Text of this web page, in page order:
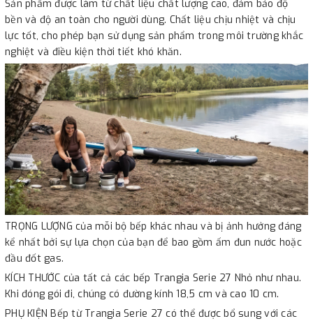
Sản phẩm được làm từ chất liệu chất lượng cao, đảm bảo độ
bền và độ an toàn cho người dùng. Chất liệu chịu nhiệt và chịu
lực tốt, cho phép bạn sử dụng sản phẩm trong môi trường khắc
nghiệt và điều kiện thời tiết khó khăn.
TRỌNG LƯỢNG của mỗi bộ bếp khác nhau và bị ảnh hưởng đáng
kể nhất bởi sự lựa chọn của bạn để bao gồm ấm đun nước hoặc
đầu đốt gas.
KÍCH THƯỚC của tất cả các bếp Trangia Serie 27 Nhỏ như nhau.
Khi đóng gói đi, chúng có đường kính 18,5 cm và cao 10 cm.
PHỤ KIỆN Bếp từ Trangia Serie 27 có thể được bổ sung với các